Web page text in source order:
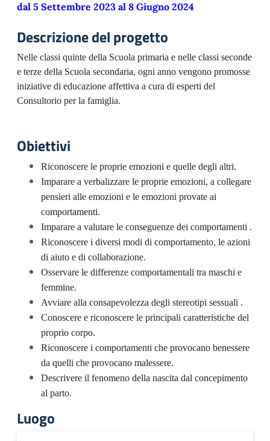
dal 5 Settembre 2023 al 8 Giugno 2024
Descrizione del progetto
Nelle classi quinte della Scuola primaria e nelle classi seconde
e terze della Scuola secondaria, ogni anno vengono promosse
iniziative di educazione affettiva a cura di esperti del
Consultorio per la famiglia.
Obiettivi
Riconoscere le proprie emozioni e quelle degli altri.
Imparare a verbalizzare le proprie emozioni, a collegare
pensieri alle emozioni e le emozioni provate ai
comportamenti.
Imparare a valutare le conseguenze dei comportamenti .
Riconoscere i diversi modi di comportamento, le azioni
di aiuto e di collaborazione.
Osservare le differenze comportamentali tra maschi e
femmine.
Avviare alla consapevolezza degli stereotipi sessuali .
Conoscere e riconoscere le principali caratteristiche del
proprio corpo.
Riconoscere i comportamenti che provocano benessere
da quelli che provocano malessere.
Descrivere il fenomeno della nascita dal concepimento
al parto.
Luogo